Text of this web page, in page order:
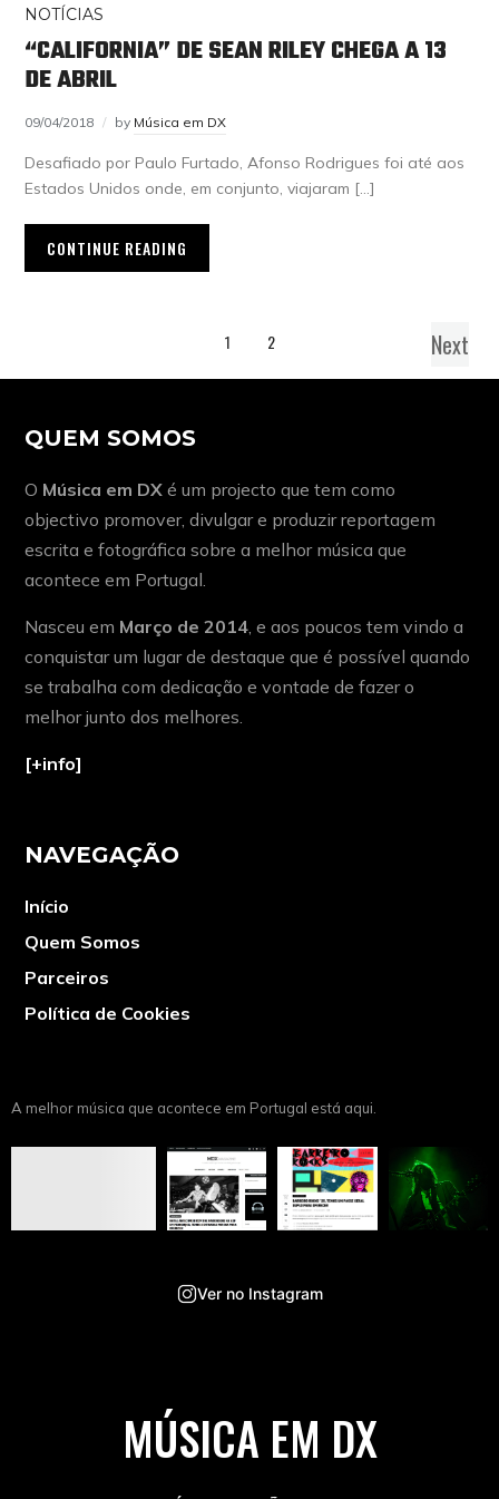
NOTÍCIAS
“CALIFORNIA” DE SEAN RILEY CHEGA A 13
DE ABRIL
09/04/2018 by Música em DX
Desafiado por Paulo Furtado, Afonso Rodrigues foi até aos
Estados Unidos onde, em conjunto, viajaram […]
CONTINUE READING
1 2 Next
QUEM SOMOS
O Música em DX é um projecto que tem como
objectivo promover, divulgar e produzir reportagem
escrita e fotográfica sobre a melhor música que
acontece em Portugal.
Nasceu em Março de 2014 , e aos poucos tem vindo a
conquistar um lugar de destaque que é possível quando
se trabalha com dedicação e vontade de fazer o
melhor junto dos melhores.
[+info]
NAVEGAÇÃO
Início
Quem Somos
Parceiros
Política de Cookies
A melhor música que acontece em Portugal está aqui.
Ver no Instagram
MÚSICA EM DX